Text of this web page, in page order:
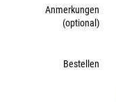
Anmerkungen
(optional)
Bestellen